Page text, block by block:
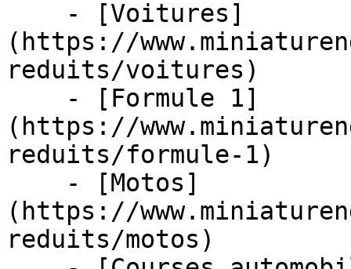
(https://
reduits/voitures)
(https://
reduits/formule-1)
(https://
reduits/motos)